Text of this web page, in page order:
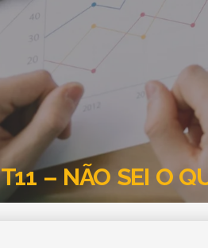
T11 – NÃO SEI O